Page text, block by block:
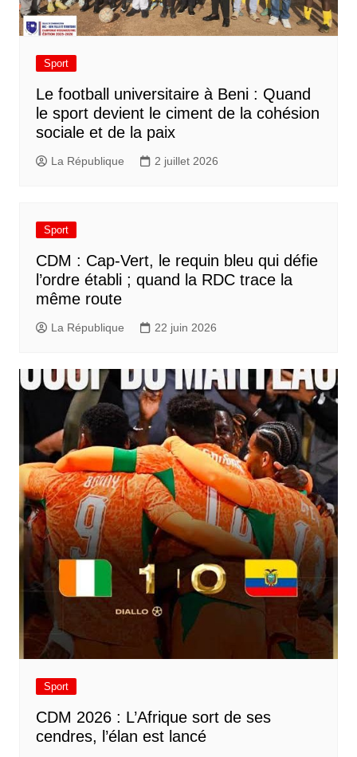
Sport
Le football universitaire à Beni : Quand
le sport devient le ciment de la cohésion
sociale et de la paix
La République 2 juillet 2026
Sport
CDM : Cap-Vert, le requin bleu qui défie
l’ordre établi ; quand la RDC trace la
même route
La République 22 juin 2026
Sport
CDM 2026 : L’Afrique sort de ses
cendres, l’élan est lancé